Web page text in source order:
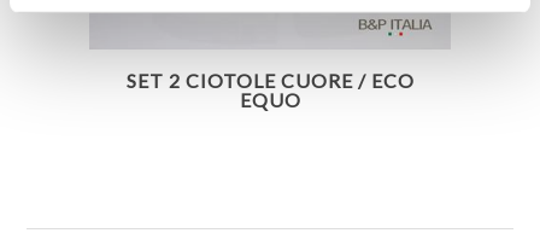
SET 2 CIOTOLE CUORE / ECO
EQUO